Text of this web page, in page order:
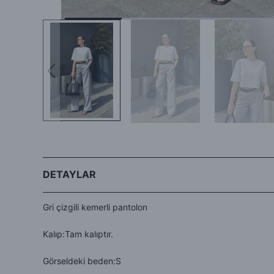
DETAYLAR
Gri çizgili kemerli pantolon
Kalıp:Tam kalıptır.
Görseldeki beden:S